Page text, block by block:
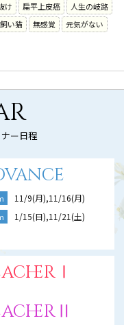
け 扁平上皮癌
人生の岐路
飼い猫 無感覚
元気がない
ー日程
11/9(月),11/16(月)
1/15(日),11/21(土)
)
土)